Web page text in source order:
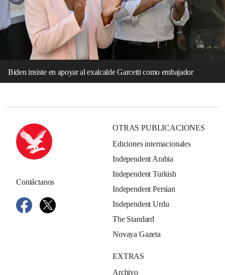
Biden insiste en apoyar al exalcalde Garcetti como embajador
Contáctanos
OTRAS PUBLICACIONES
Ediciones internacionales
Independent Arabia
Independent Turkish
Independent Persian
Independent Urdu
The Standard
Novaya Gazeta
EXTRAS
Archivo